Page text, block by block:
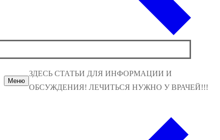
Меню
ЗДЕСЬ СТАТЬИ ДЛЯ ИНФОРМАЦИИ И
ОБСУЖДЕНИЯ! ЛЕЧИТЬСЯ НУЖНО У ВРАЧЕЙ!!!